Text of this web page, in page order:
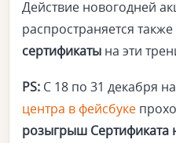
Действие новогодней
распространяется
сертификаты на эти
PS: С 18 по 31 декабря на
центра в фейсбуке
розыгрыш Сертификата